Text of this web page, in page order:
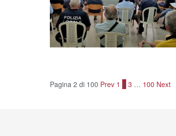
Pagina 2 di 100 Prev 1 2 3 … 100 Next